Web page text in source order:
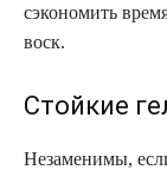
сэкономить
воск.
Стойкие
Незаменимы,